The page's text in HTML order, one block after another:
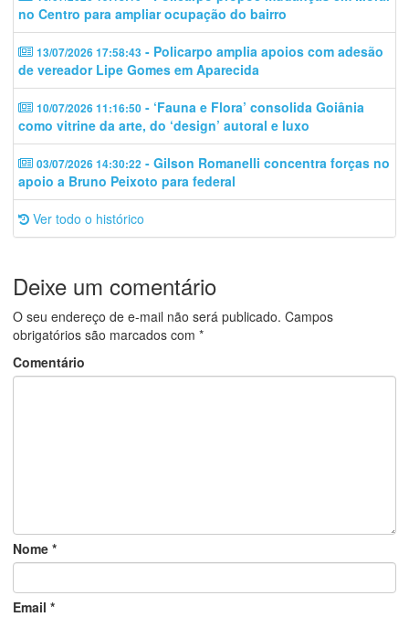
no Centro para ampliar ocupação do bairro
13/07/2026 17:58:43 - Policarpo amplia apoios com adesão
de vereador Lipe Gomes em Aparecida
10/07/2026 11:16:50 - ‘Fauna e Flora’ consolida Goiânia
como vitrine da arte, do ‘design’ autoral e luxo
03/07/2026 14:30:22 - Gilson Romanelli concentra forças no
apoio a Bruno Peixoto para federal
Ver todo o histórico
Deixe um comentário
O seu endereço de e-mail não será publicado. Campos
obrigatórios são marcados com *
Comentário
Nome *
Email *